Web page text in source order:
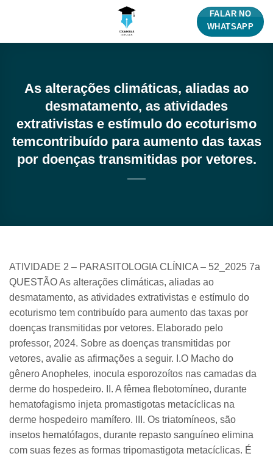
FALAR NO
WHATSAPP
As alterações climáticas, aliadas ao
desmatamento, as atividades
extrativistas e estímulo do ecoturismo
temcontribuído para aumento das taxas
por doenças transmitidas por vetores.
ATIVIDADE 2 – PARASITOLOGIA CLÍNICA – 52_2025 7a
QUESTÃO As alterações climáticas, aliadas ao
desmatamento, as atividades extrativistas e estímulo do
ecoturismo tem contribuído para aumento das taxas por
doenças transmitidas por vetores. Elaborado pelo
professor, 2024. Sobre as doenças transmitidas por
vetores, avalie as afirmações a seguir. I.O Macho do
gênero Anopheles, inocula esporozoítos nas camadas da
derme do hospedeiro. II. A fêmea flebotomíneo, durante
hematofagismo injeta promastigotas metacíclicas na
derme hospedeiro mamífero. III. Os triatomíneos, são
insetos hematófagos, durante repasto sanguíneo elimina
com suas fezes as formas tripomastigota metacíclicas. É